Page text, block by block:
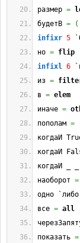
размер =
будетВ = (
infixr 5
но = flip
infixl 6
из =
в = elem
иначе =
пополам =
когдаИ
когдаИ
когдаИ _ _
наоборот =
одно
все = all
показать =